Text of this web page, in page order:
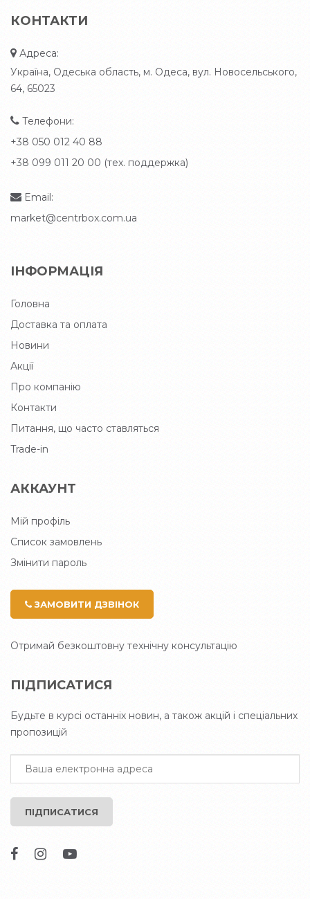
КОНТАКТИ
Адреса:
Україна, Одеська область, м. Одеса, вул. Новосельського,
64, 65023
Телефони:
+38 050 012 40 88
+38 099 011 20 00 (тех. поддержка)
Email:
market@centrbox.com.ua
ІНФОРМАЦІЯ
Головна
Доставка та оплата
Новини
Акції
Про компанію
Контакти
Питання, що часто ставляться
Trade-in
АККАУНТ
Мій профіль
Список замовлень
Змінити пароль
ЗАМОВИТИ ДЗВІНОК
Отримай безкоштовну технічну консультацію
ПІДПИСАТИСЯ
Будьте в курсі останніх новин, а також акцій і спеціальних
пропозицій
ПІДПИСАТИСЯ